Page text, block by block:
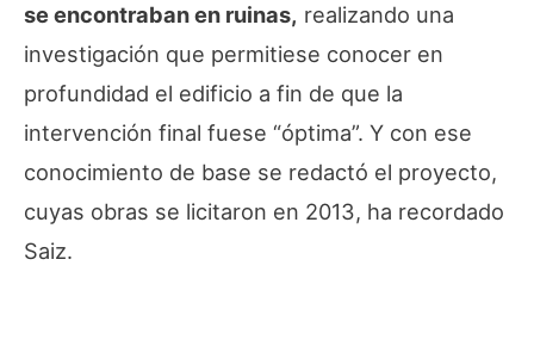
se encontraban en ruinas, realizando una
investigación que permitiese conocer en
profundidad el edificio a fin de que la
intervención final fuese “óptima”. Y con ese
conocimiento de base se redactó el proyecto,
cuyas obras se licitaron en 2013, ha recordado
Saiz.